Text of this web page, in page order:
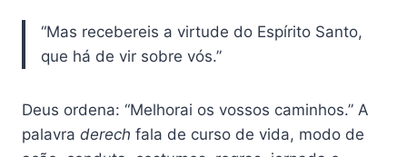
“Mas recebereis a virtude do Espírito Santo,
que há de vir sobre vós.”
Deus ordena: “Melhorai os vossos caminhos.” A
palavra derech fala de curso de vida, modo de